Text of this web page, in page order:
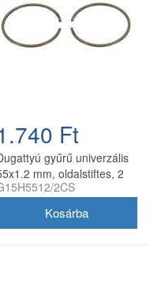
Ft
gyűrű univerzális
mm, oldalstiftes, 2
csomag utángyártott
2CS